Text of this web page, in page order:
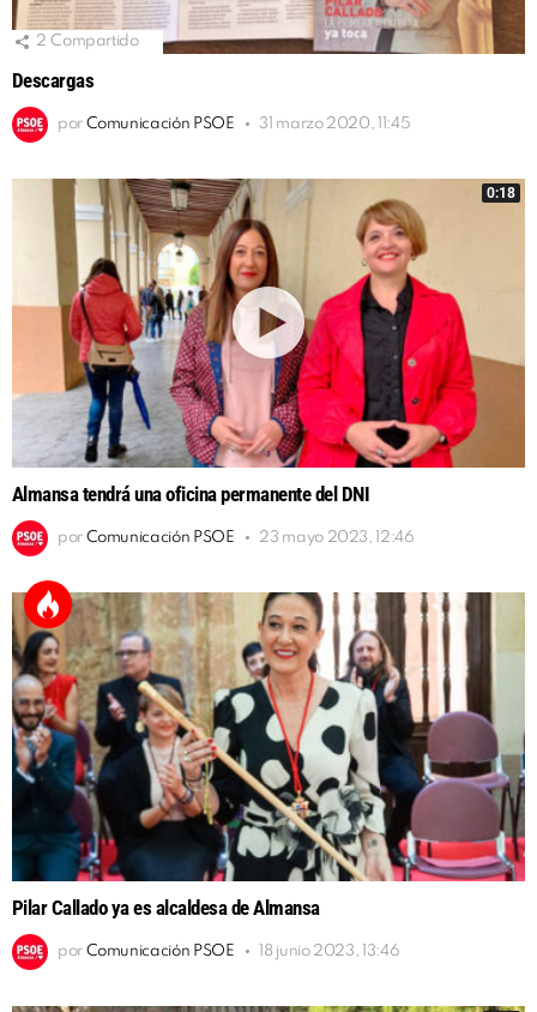
2 Compartido
Descargas
por Comunicación PSOE 31 marzo 2020, 11:45
0:18
Almansa tendrá una oficina permanente del DNI
por Comunicación PSOE 23 mayo 2023, 12:46
Pilar Callado ya es alcaldesa de Almansa
por Comunicación PSOE 18 junio 2023, 13:46